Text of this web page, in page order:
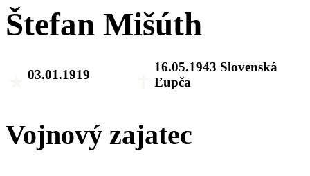
Štefan Mišúth
03.01.1919
16.05.1943 Slovenská
Ľupča
Vojnový zajatec